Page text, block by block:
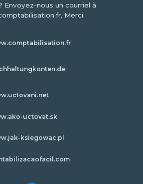
Envoyez-nous un courriel à
Merci.
uctovat.sk
ksiegowac.pl